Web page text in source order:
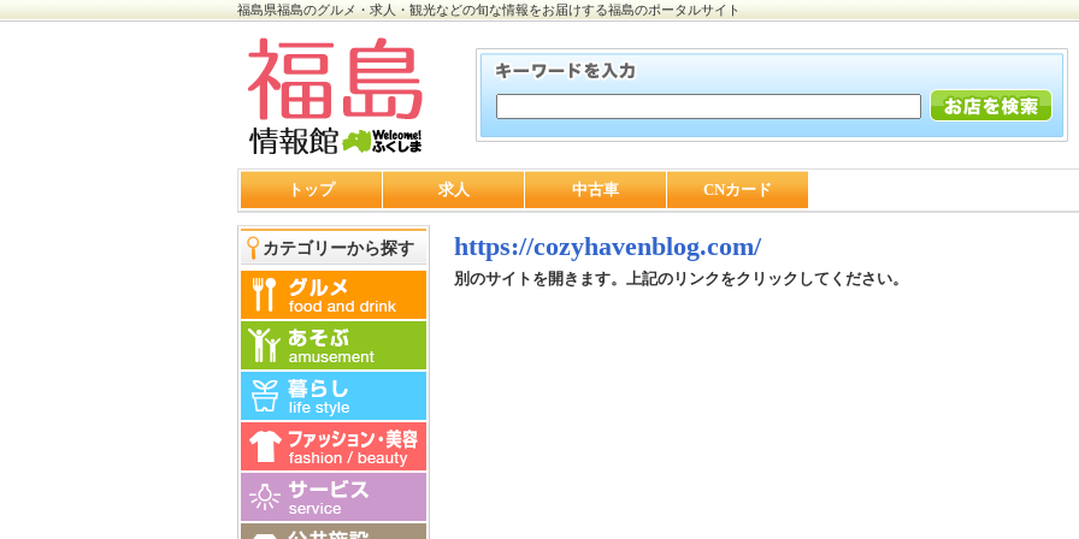
福島県福島のグルメ・求人・観光などの旬な情報をお届けする福島のポータルサイト
トップ 求人 中古車 CNカード
カテゴリーから探す https://cozyhavenblog.com/
別のサイトを開きます。上記のリンクをクリックしてください。